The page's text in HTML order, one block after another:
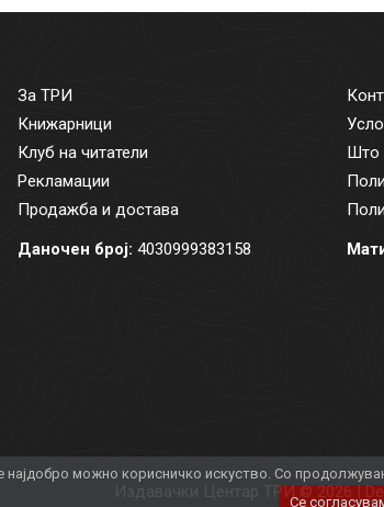
можно корисничко искуство. Со
Се
За ТРИ
Книжарници
Клуб на читатели
Рекламации
Продажба и достава
Даночен број: 4030999383158
Што
Издавачки Центар ТРИ © 2026 |